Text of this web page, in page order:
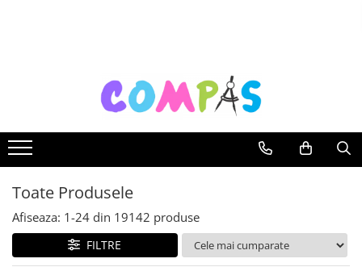
Noutăți Librăria Compas
Souvenir România
Rechizite școlare
Instrumente de scris
Stilouri școlare
Rollere și finelinere
Markere și textmarkere
Creioane grafice
Toate Produsele
Afiseaza: 1-24 din 19142 produse
FILTRE